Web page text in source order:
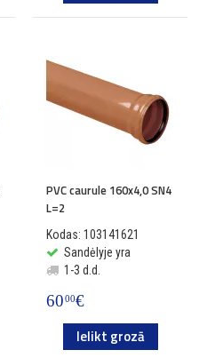
PVC caurule 160x4,0 SN4
L=2
Kodas: 103141621
Sandėlyje yra
1-3 d.d.
6000€
Ielikt grozā